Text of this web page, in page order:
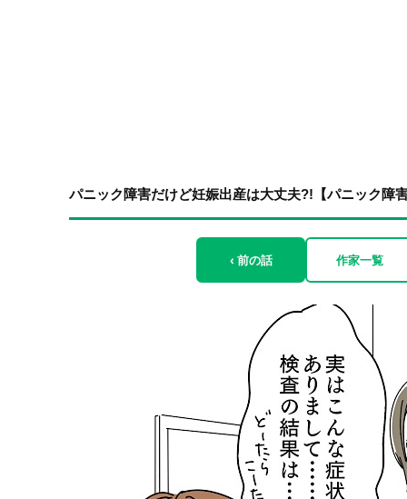
パニック障害だけど妊娠出産は大丈夫?!【パニック障
‹ 前の話 作家一覧